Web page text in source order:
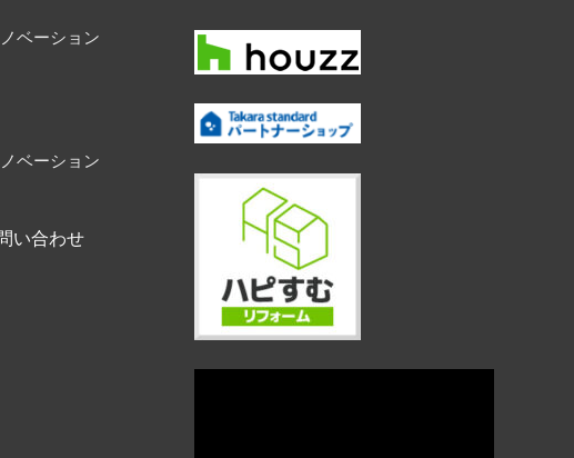
ベーション
ベーション
い合わせ